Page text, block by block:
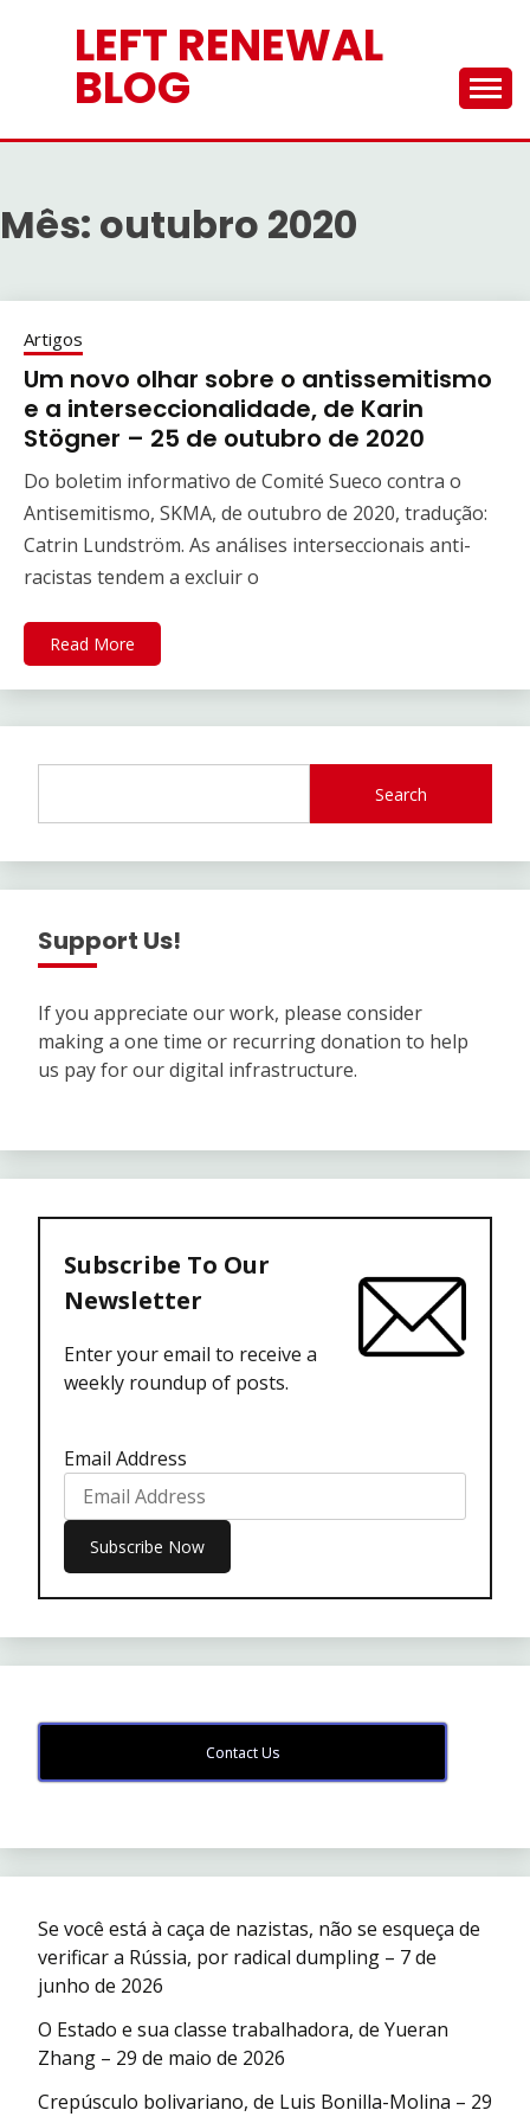
LEFT RENEWAL
BLOG
Mês: outubro 2020
Artigos
Um novo olhar sobre o antissemitismo
e a interseccionalidade, de Karin
Stögner – 25 de outubro de 2020
Do boletim informativo de Comité Sueco contra o
Antisemitismo, SKMA, de outubro de 2020, tradução:
Catrin Lundström. As análises interseccionais anti-
racistas tendem a excluir o
Read More
Search
Support Us!
If you appreciate our work, please consider
making a one time or recurring donation to help
us pay for our digital infrastructure.
Subscribe To Our
Newsletter
Enter your email to receive a
weekly roundup of posts.
Email Address
Contact Us
Se você está à caça de nazistas, não se esqueça de
verificar a Rússia, por radical dumpling – 7 de
junho de 2026
O Estado e sua classe trabalhadora, de Yueran
Zhang – 29 de maio de 2026
Crepúsculo bolivariano, de Luis Bonilla-Molina – 29